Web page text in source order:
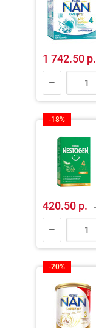
1 742.50 р.
-18%
420.50 р.
-20%